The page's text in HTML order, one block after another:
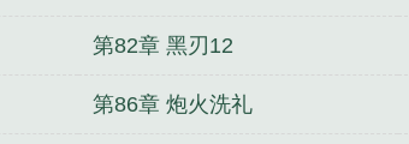
第82章 黑刃12
第86章 炮火洗礼